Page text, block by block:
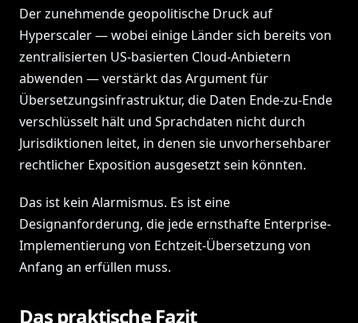
Der zunehmende geopolitische Druck auf
Hyperscaler — wobei einige Länder sich bereits von
zentralisierten US-basierten Cloud-Anbietern
abwenden — verstärkt das Argument für
Übersetzungsinfrastruktur, die Daten Ende-zu-Ende
verschlüsselt hält und Sprachdaten nicht durch
Jurisdiktionen leitet, in denen sie unvorhersehbarer
rechtlicher Exposition ausgesetzt sein könnten.
Das ist kein Alarmismus. Es ist eine
Designanforderung, die jede ernsthafte Enterprise-
Implementierung von Echtzeit-Übersetzung von
Anfang an erfüllen muss.
Das praktische Fazit